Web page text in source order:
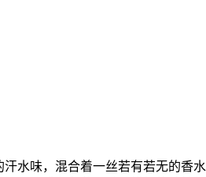
水味，混合着一丝若有若无的香